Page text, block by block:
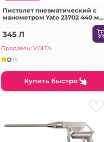
Пистолет пневматический с
манометром Yato 23702 440 мм
345 Л
Продавец: VOLTA
0(0)
Купить быстро